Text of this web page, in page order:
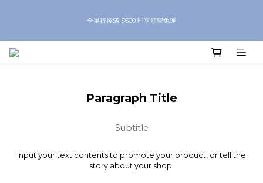
全單折後滿 $600 即享順豐免運
8月優惠 凡購物折後滿$250送Skinbeauty 自家Eyes Mask一對 每滿$500送
Paragraph Title
Subtitle
Input your text contents to promote your product, or tell the
story about your shop.